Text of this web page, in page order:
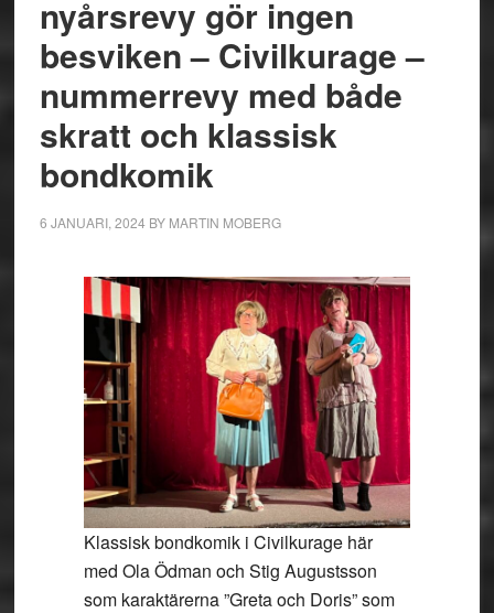
nyårsrevy gör ingen
besviken – Civilkurage –
nummerrevy med både
skratt och klassisk
bondkomik
6 JANUARI, 2024 BY MARTIN MOBERG
Klassisk bondkomik i Civilkurage här
med Ola Ödman och Stig Augustsson
som karaktärerna ”Greta och Doris” som